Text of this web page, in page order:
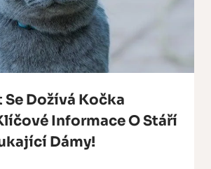
Dožívá Kočka
Informace O Stáří
Dámy!